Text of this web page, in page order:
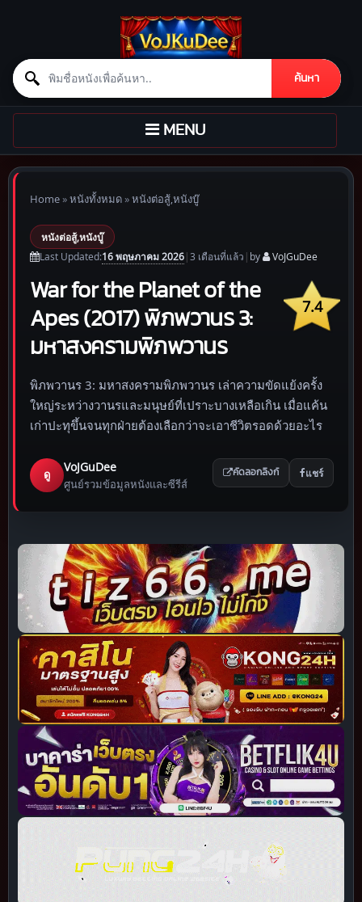
Search for:
ค้นหา
Skip to content
TOGGLE
NAVIGATION
MENU
Home»หนังทั้งหมด»หนังต่อสู้,หนังบู๊
หนังต่อสู้,หนังบู๊
Last Updated:16 พฤษภาคม 2026|3 เดือนที่แล้ว | by VoJGuDee
7.4
War for the Planet of the
Apes (2017) พิภพวานร 3:
มหาสงครามพิภพวานร
พิภพวานร 3: มหาสงครามพิภพวานร เล่าความขัดแย้งครั้ง
ใหญ่ระหว่างวานรและมนุษย์ที่เปราะบางเหลือเกิน เมื่อแค้น
เก่าปะทุขึ้นจนทุกฝ่ายต้องเลือกว่าจะเอาชีวิตรอดด้วยอะไร
ดู
VoJGuDee
ศูนย์รวมข้อมูลหนังและซีรีส์
คัดลอกลิงก์ แชร์